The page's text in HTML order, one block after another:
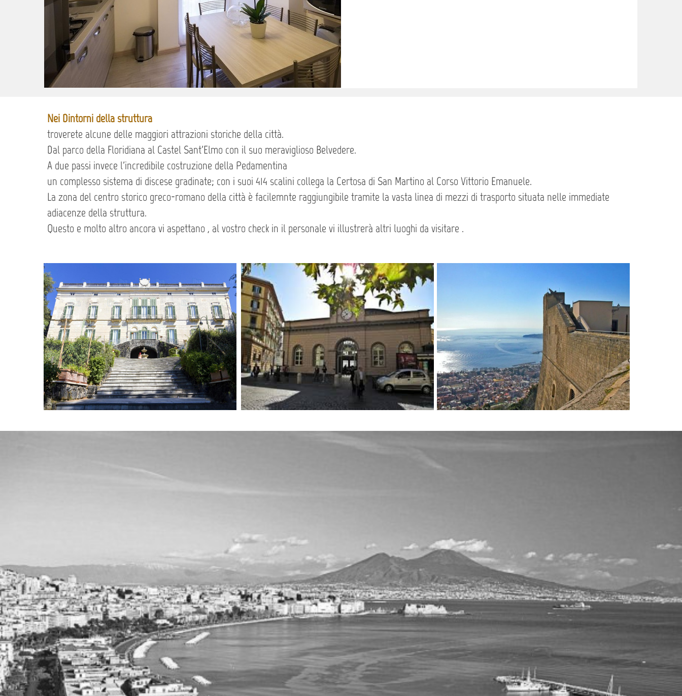
Nei Dintorni della struttura
troverete alcune delle maggiori attrazioni storiche della città.
Dal parco della Floridiana al Castel Sant'Elmo con il suo meraviglioso Belvedere.
A due passi invece l'incredibile costruzione della Pedamentina
un complesso sistema di discese gradinate; con i suoi 414 scalini collega la Certosa di San Martino al Corso Vittorio Emanuele.
La zona del centro storico greco-romano della città è facilemnte raggiungibile tramite la vasta linea di mezzi di trasporto situata nelle immediate
adiacenze della struttura.
Questo e molto altro ancora vi aspettano , al vostro check in il personale vi illustrerà altri luoghi da visitare .